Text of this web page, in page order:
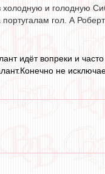
и голодную
гол. А
идёт вопреки и
не